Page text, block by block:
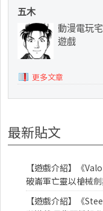
五木
動漫電玩
遊戲
更多文章
最新貼文
【遊戲介紹】《
破崙軍亡靈以槍械
【遊戲介紹】《